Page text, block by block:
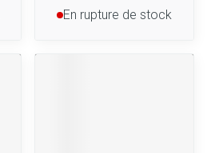
En rupture de stock